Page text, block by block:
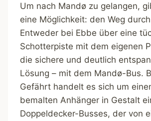
Um nach Mandø zu gelangen,
eine Möglichkeit: den Weg
Entweder bei Ebbe über eine
Schotterpiste mit dem eigenen
die sichere und deutlich
Lösung – mit dem Mandø-Bus.
Gefährt handelt es sich um
bemalten Anhänger in Gestalt
Doppeldecker-Busses, der von